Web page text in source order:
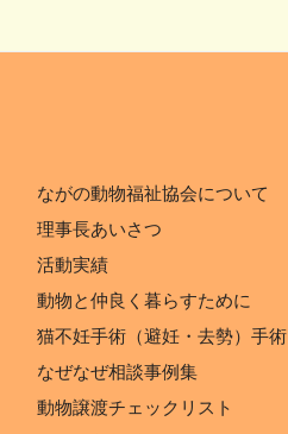
ながの動物福祉協会について
理事長あいさつ
活動実績
動物と仲良く暮らすために
猫不妊手術（避妊・去勢）手術
なぜなぜ相談事例集
動物譲渡チェックリスト